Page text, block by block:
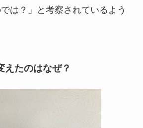
は？」と考察されているよう
えたのはなぜ？